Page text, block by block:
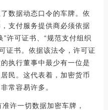
数据动态口令的车牌。依
支付服务提供商必须依据
许可证书、“规范支付组织
证书。依据该法令，许可证
执行董事中最少有一位是
民。这代表着，加密货币
常容易许多。
许一切数据加密车牌，